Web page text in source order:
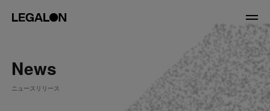
About
News
ニュースリリース